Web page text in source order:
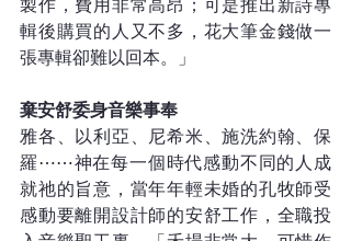
製作，費用非常高昂；可是推出新詩專
輯後購買的人又不多，花大筆金錢做一
張專輯卻難以回本。」
棄安舒委身音樂事奉
雅各、以利亞、尼希米、施洗約翰、保
羅⋯⋯神在每一個時代感動不同的人成
就祂的旨意，當年年輕未婚的孔牧師受
感動要離開設計師的安舒工作，全職投